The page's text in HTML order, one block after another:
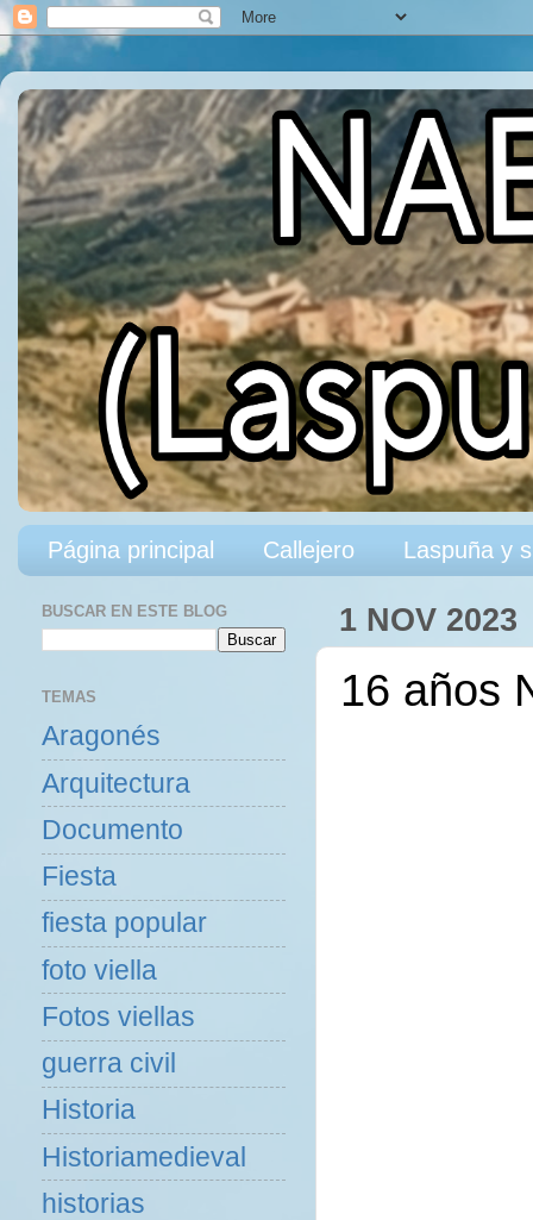
Página principal Callejero Laspuña y
1 NOV 2023
16 años
BUSCAR EN ESTE BLOG
TEMAS
Aragonés
Arquitectura
Documento
Fiesta
fiesta popular
foto viella
Fotos viellas
guerra civil
Historia
Historiamedieval
historias